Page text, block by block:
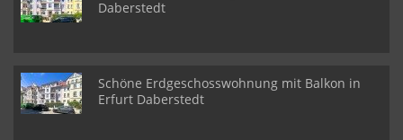
Daberstedt
Schöne Erdgeschosswohnung mit Balkon in
Erfurt Daberstedt